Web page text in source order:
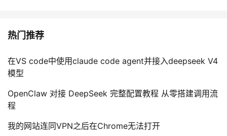
热门推荐
在VS code中使用claude code agent并接入deepseek V4
模型
OpenClaw 对接 DeepSeek 完整配置教程 从零搭建调用流
程
我的网站连同VPN之后在Chrome无法打开